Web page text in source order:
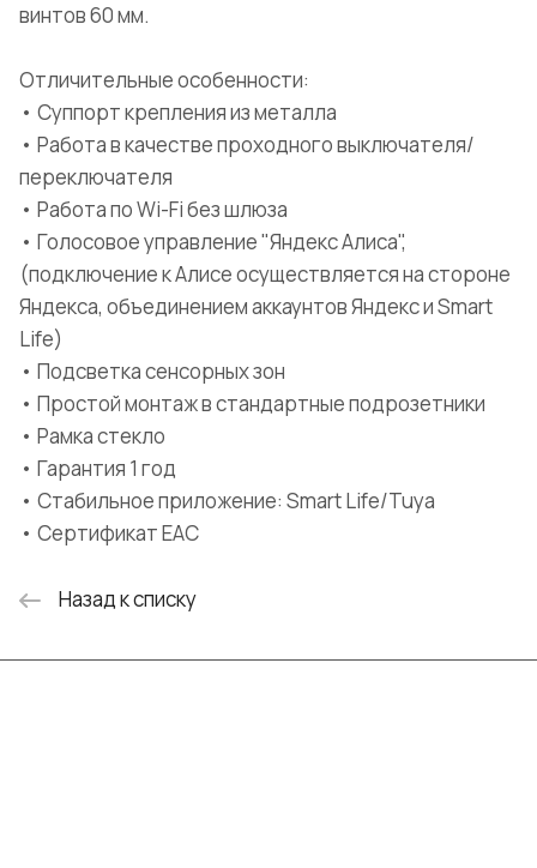
винтов 60 мм.
Отличительные особенности:
• Суппорт крепления из металла
• Работа в качестве проходного выключателя/
переключателя
• Работа по Wi-Fi без шлюза
• Голосовое управление "Яндекс Алиса",
(подключение к Алисе осуществляется на стороне
Яндекса, объединением аккаунтов Яндекс и Smart
Life)
• Подсветка сенсорных зон
• Простой монтаж в стандартные подрозетники
• Рамка стекло
• Гарантия 1 год
• Стабильное приложение: Smart Life/Tuya
• Сертификат EAC
Назад к списку